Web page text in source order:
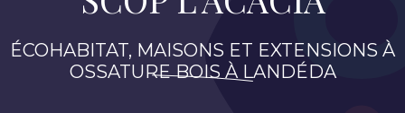
ÉCOHABITAT, MAISONS ET EXTENSIONS À
OSSATURE BOIS À LANDÉDA